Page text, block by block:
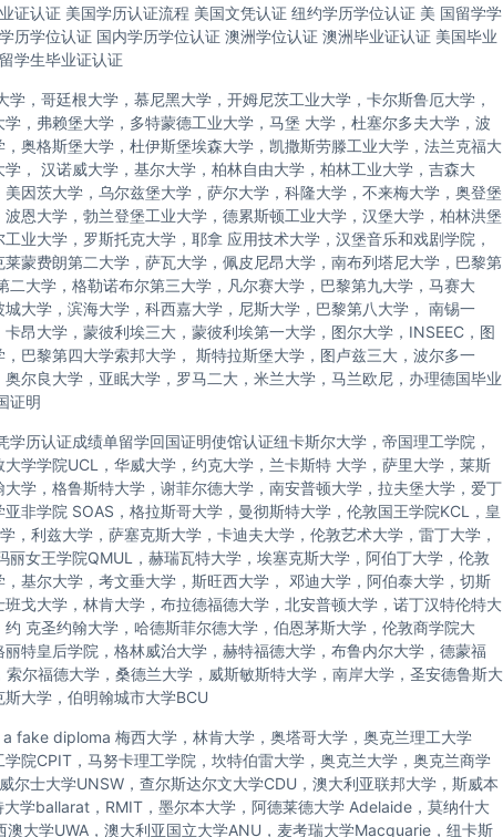
证认证 美国学历认证流程 美国文凭认证 纽约学历学位认证 美 国留学学
历学位认证 国内学历学位认证 澳洲学位认证 澳洲毕业证认证 美国毕业
学生毕业证认证
，哥廷根大学，慕尼黑大学，开姆尼茨工业大学，卡尔斯鲁厄大学，
，弗赖堡大学，多特蒙德工业大学，马堡 大学，杜塞尔多夫大学，波
奥格斯堡大学，杜伊斯堡埃森大学，凯撒斯劳滕工业大学，法兰克福大
， 汉诺威大学，基尔大学，柏林自由大学，柏林工业大学，吉森大
因茨大学，乌尔兹堡大学，萨尔大学，科隆大学，不来梅大学，奥登堡
恩大学，勃兰登堡工业大学，德累斯顿工业大学，汉堡大学，柏林洪堡
业大学，罗斯托克大学，耶拿 应用技术大学，汉堡音乐和戏剧学院，
蒙费朗第二大学，萨瓦大学，佩皮尼昂大学，南布列塔尼大学，巴黎第
二大学，格勒诺布尔第三大学，凡尔赛大学，巴黎第九大学，马赛大
大学，滨海大学，科西嘉大学，尼斯大学，巴黎第八大学， 南锡一
昂大学，蒙彼利埃三大，蒙彼利埃第一大学，图尔大学，INSEEC，图
巴黎第四大学索邦大学， 斯特拉斯堡大学，图卢兹三大，波尔多一
尔良大学，亚眠大学，罗马二大，米兰大学，马兰欧尼，办理德国毕业
证明
历认证成绩单留学回国证明使馆认证纽卡斯尔大学，帝国理工学院，
学学院UCL，华威大学，约克大学，兰卡斯特 大学，萨里大学，莱斯
学，格鲁斯特大学，谢菲尔德大学，南安普顿大学，拉夫堡大学，爱丁
非学院 SOAS，格拉斯哥大学，曼彻斯特大学，伦敦国王学院KCL，皇
，利兹大学，萨塞克斯大学，卡迪夫大学，伦敦艺术大学，雷丁大学，
丽女王学院QMUL，赫瑞瓦特大学，埃塞克斯大学，阿伯丁大学，伦敦
基尔大学，考文垂大学，斯旺西大学， 邓迪大学，阿伯泰大学，切斯
戈大学，林肯大学，布拉德福德大学，北安普顿大学，诺丁汉特伦特大
克圣约翰大学，哈德斯菲尔德大学，伯恩茅斯大学，伦敦商学院大
特皇后学院，格林威治大学，赫特福德大学，布鲁内尔大学，德蒙福
尔福德大学，桑德兰大学，威斯敏斯特大学，南岸大学，圣安德鲁斯大
大学，伯明翰城市大学BCU
fake diploma 梅西大学，林肯大学，奥塔哥大学，奥克兰理工大学
院CPIT，马努卡理工学院，坎特伯雷大学，奥克兰大学，奥克兰商学
尔士大学UNSW，查尔斯达尔文大学CDU，澳大利亚联邦大学，斯威本
学ballarat，RMIT，墨尔本大学，阿德莱德大学 Adelaide，莫纳什大
大学UWA，澳大利亚国立大学ANU，麦考瑞大学Macquarie，纽卡斯